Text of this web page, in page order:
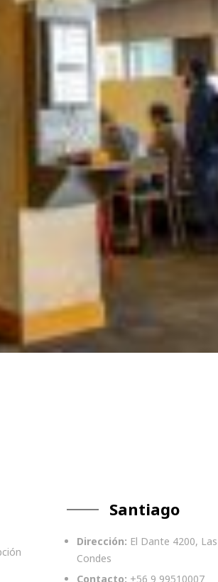
Santiago
Dirección: El Dante 4200, Las
Condes
Contacto: +56 9 99510007